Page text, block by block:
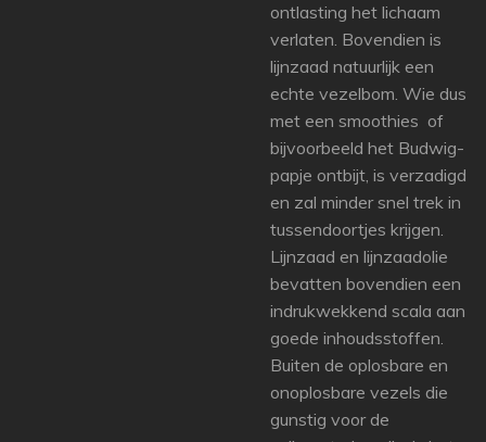
ontlasting het lichaam
verlaten. Bovendien is
lijnzaad natuurlijk een
echte vezelbom. Wie dus
met een smoothies of
bijvoorbeeld het Budwig-
papje ontbijt, is verzadigd
en zal minder snel trek in
tussendoortjes krijgen.
Lijnzaad en lijnzaadolie
bevatten bovendien een
indrukwekkend scala aan
goede inhoudsstoffen.
Buiten de oplosbare en
onoplosbare vezels die
gunstig voor de